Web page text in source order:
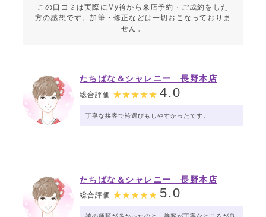
この口コミは実際にMy袴から来店予約・ご成約をした
方の感想です。加筆・修正などは一切おこなっておりま
せん。
たちばな＆シャレニー 長野本店
総合評価 4.0
丁寧な接客で袴選びもしやすかったです。
たちばな＆シャレニー 長野本店
総合評価 5.0